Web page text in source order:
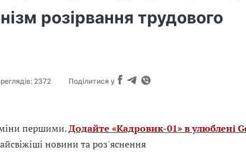
розірвання трудового
2372 Поділитися у
першими.Додайте «Кадровик-01» в улюблені
новини та роз'яснення